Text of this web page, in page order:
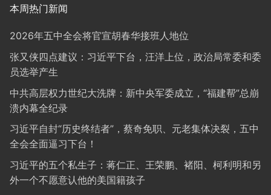
本周热门新闻
2026年五中全会将官宣胡春华接班人地位
张又侠四点建议：习近平下台，汪洋上位，政治局常委和委
员选举产生
中共高层权力世纪大洗牌：新中央军委成立，“福建帮”总崩
溃内幕全纪录
习近平自封“历史终结者”，蔡奇免职、元老集体决裂，五中
全会全面逼习下台！
习近平的五个私生子：蒋仁正、王荣鹏、褚阳、柯利明和另
外一个不愿意认他的美国籍孩子